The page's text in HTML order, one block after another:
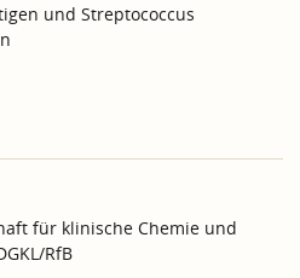
und Streptococcus
für klinische Chemie und
RfB